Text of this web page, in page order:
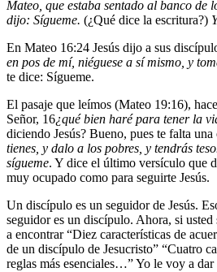
Mateo, que estaba sentado al banco de
dijo: Sígueme. (¿Qué dice la escritura?)
En Mateo 16:24 Jesús dijo a sus
en pos de mí, niéguese a sí mismo, y
te dice: Sígueme.
El pasaje que leímos (Mateo 19:16),
Señor, 16¿qué bien haré para tener la
diciendo Jesús? Bueno, pues te falta una
tienes, y dalo a los pobres, y tendrás
sígueme. Y dice el último versículo que
muy ocupado como para seguirte Jesús.
Un discípulo es un seguidor de Jesús.
seguidor es un discípulo. Ahora, si usted
a encontrar “Diez características de
de un discípulo de Jesucristo” “Cuatro
reglas más esenciales…” Yo le voy a dar